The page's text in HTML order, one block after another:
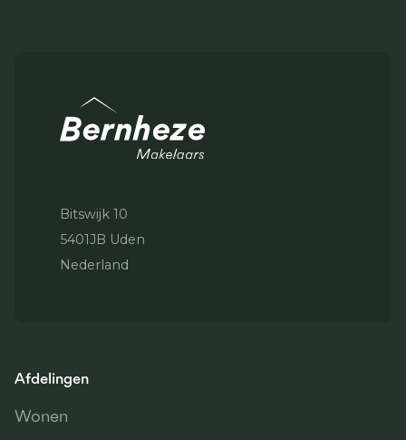
Bitswijk 10
5401JB Uden
Nederland
Afdelingen
Wonen